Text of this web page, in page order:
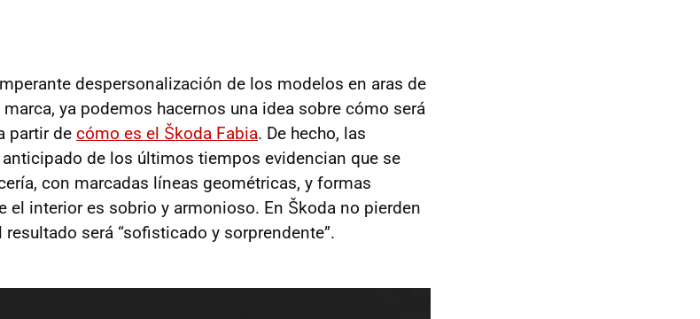
despersonalización de los modelos en aras de
ya podemos hacernos una idea sobre cómo será
partir de cómo es el Škoda Fabia. De hecho, las
de los últimos tiempos evidencian que se
con marcadas líneas geométricas, y formas
el interior es sobrio y armonioso. En Škoda no pierden
será “sofisticado y sorprendente”.